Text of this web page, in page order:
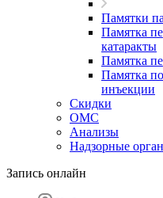
Памятки
Памятка
катаракты
Памятка
Памятка
инъекции
Скидки
ОМС
Анализы
Надзорные
Запись онлайн